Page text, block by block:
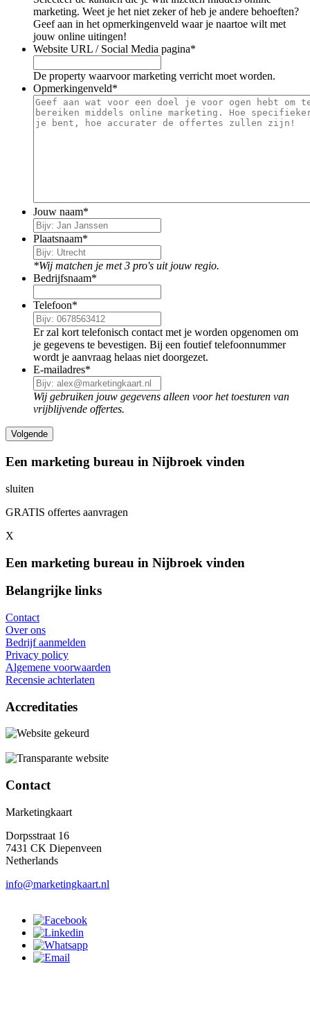
marketing. Weet je het niet zeker of heb je andere behoeften?
Geef aan in het opmerkingenveld waar je naartoe wilt met
jouw online uitingen!
Website URL / Social Media pagina*
De property waarvoor marketing verricht moet worden.
Opmerkingenveld*
Jouw naam*
Plaatsnaam*
*Wij matchen je met 3 pro's uit jouw regio.
Bedrijfsnaam*
Telefoon*
Er zal kort telefonisch contact met je worden opgenomen om
je gegevens te bevestigen. Bij een foutief telefoonnummer
wordt je aanvraag helaas niet doorgezet.
E-mailadres*
Wij gebruiken jouw gegevens alleen voor het toesturen van
vrijblijvende offertes.
Een marketing bureau in Nijbroek vinden
sluiten
GRATIS offertes aanvragen
X
Een marketing bureau in Nijbroek vinden
Belangrijke links
Contact
Over ons
Bedrijf aanmelden
Privacy policy
Algemene voorwaarden
Recensie achterlaten
Accreditaties
Contact
Marketingkaart
Dorpsstraat 16
7431 CK Diepenveen
Netherlands
info@marketingkaart.nl